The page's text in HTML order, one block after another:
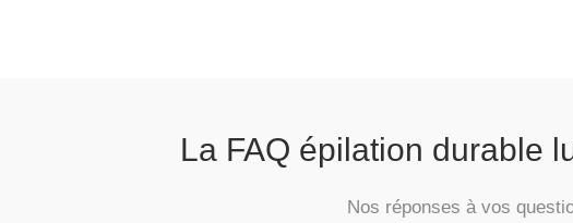
La FAQ épilation durable
Nos réponses à vos